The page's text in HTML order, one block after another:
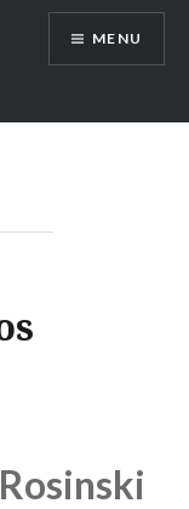
MENU